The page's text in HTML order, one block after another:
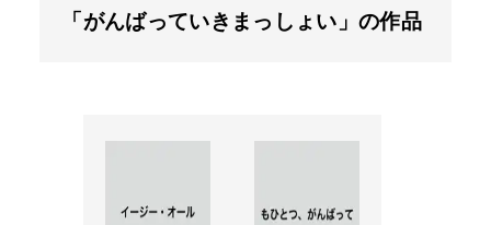
「がんばっていきまっしょい」の作品